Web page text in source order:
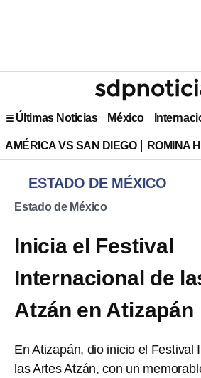
Últimas Noticias México
AMÉRICA VS SAN DIEGO ROMINA
ESTADO DE MÉXICO
Estado de México
Inicia el Festival
Internacional de
Atzán en Atizapán
En Atizapán, dio inicio el Festival
las Artes Atzán, con un